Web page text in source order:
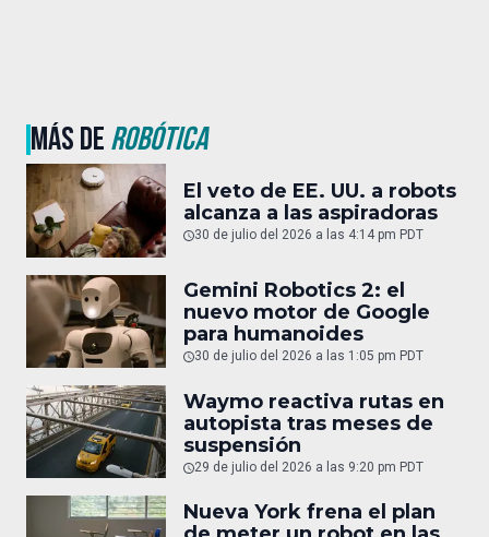
MÁS DEROBÓTICA
El veto de EE. UU. a robots
alcanza a las aspiradoras
30 de julio del 2026 a las 4:14 pm PDT
Gemini Robotics 2: el
nuevo motor de Google
para humanoides
30 de julio del 2026 a las 1:05 pm PDT
Waymo reactiva rutas en
autopista tras meses de
suspensión
29 de julio del 2026 a las 9:20 pm PDT
Nueva York frena el plan